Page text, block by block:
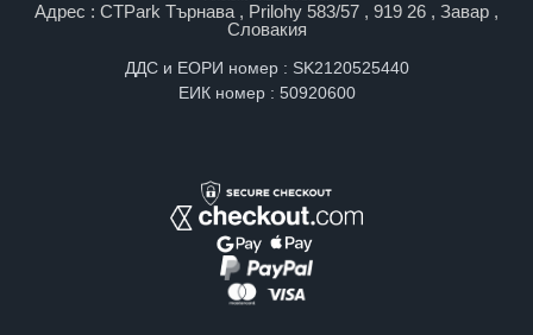
Адрес : CTPark Търнава , Prilohy 583/57 , 919 26 , Завар ,
Словакия
ДДС и ЕОРИ номер : SK2120525440
ЕИК номер : 50920600